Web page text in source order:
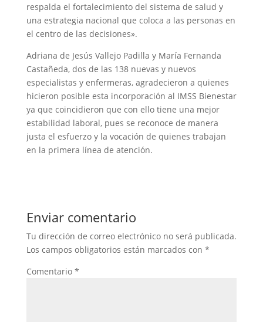
respalda el fortalecimiento del sistema de salud y
una estrategia nacional que coloca a las personas en
el centro de las decisiones».
Adriana de Jesús Vallejo Padilla y María Fernanda
Castañeda, dos de las 138 nuevas y nuevos
especialistas y enfermeras, agradecieron a quienes
hicieron posible esta incorporación al IMSS Bienestar
ya que coincidieron que con ello tiene una mejor
estabilidad laboral, pues se reconoce de manera
justa el esfuerzo y la vocación de quienes trabajan
en la primera línea de atención.
Enviar comentario
Tu dirección de correo electrónico no será publicada.
Los campos obligatorios están marcados con *
Comentario *